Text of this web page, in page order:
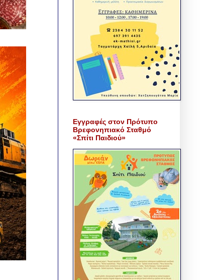
Εγγραφές στον Πρότυπο
Βρεφονηπιακό Σταθμό
«Σπίτι Παιδιού»